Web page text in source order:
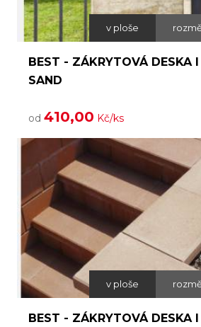
v ploše
BEST - ZÁKRYTOVÁ DESKA
SAND
od 410,00 Kč/ks
v ploše
BEST - ZÁKRYTOVÁ DESKA